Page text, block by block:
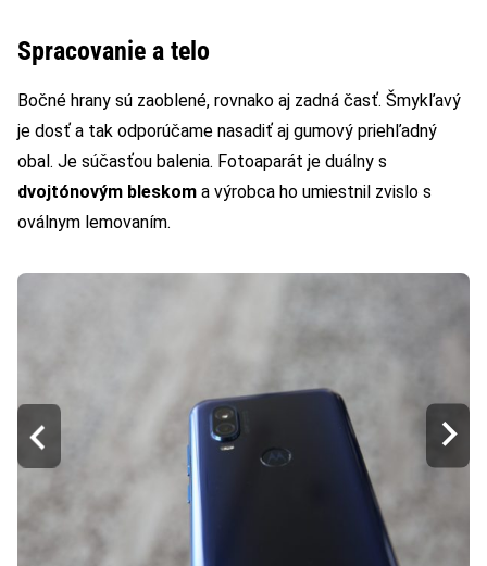
Spracovanie a telo
Bočné hrany sú zaoblené, rovnako aj zadná časť. Šmykľavý
je dosť a tak odporúčame nasadiť aj gumový priehľadný
obal. Je súčasťou balenia. Fotoaparát je duálny s
dvojtónovým bleskom a výrobca ho umiestnil zvislo s
oválnym lemovaním.